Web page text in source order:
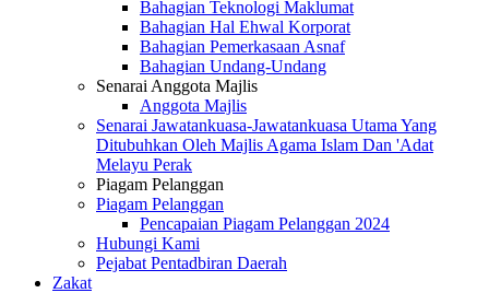
Bahagian Teknologi Maklumat
Bahagian Hal Ehwal Korporat
Bahagian Pemerkasaan Asnaf
Bahagian Undang-Undang
Senarai Anggota Majlis
Anggota Majlis
Senarai Jawatankuasa-Jawatankuasa Utama Yang
Ditubuhkan Oleh Majlis Agama Islam Dan 'Adat
Melayu Perak
Piagam Pelanggan
Piagam Pelanggan
Pencapaian Piagam Pelanggan 2024
Hubungi Kami
Pejabat Pentadbiran Daerah
Zakat